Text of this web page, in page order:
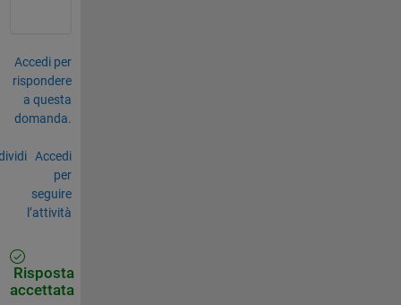
Accedi per
rispondere
a questa
domanda.
Accedi
per
seguire
l’attività
Risposta
accettata